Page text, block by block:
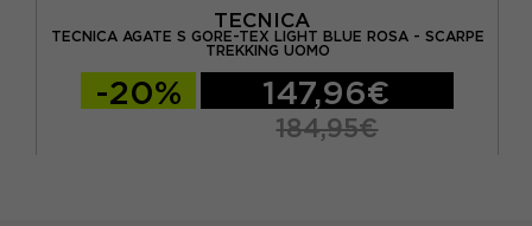
TECNICA
TECNICA AGATE S GORE-TEX LIGHT BLUE ROSA - SCARPE
TREKKING UOMO
-20% 147,96€
184,95€